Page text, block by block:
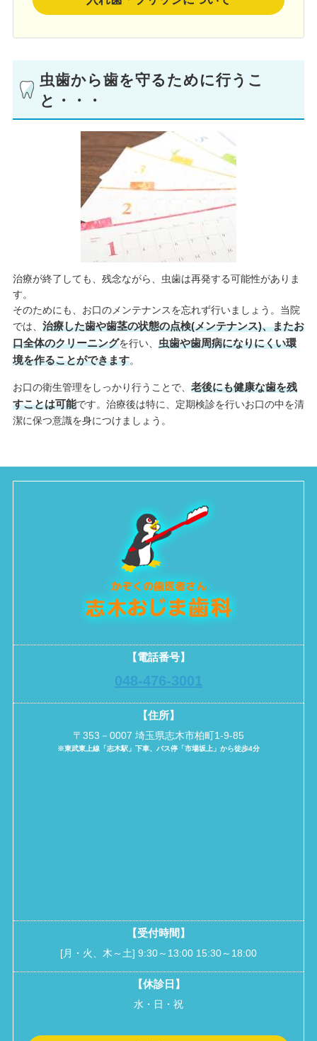
虫歯から歯を守るために行うこ
と・・・
治療が終了しても、残念ながら、虫歯は再発する可能性がありま
す。
そのためにも、お口のメンテナンスを忘れず行いましょう。当院
では、 治療した歯や歯茎の状態の点検(メンテナンス)、またお
口全体のクリーニングを行い、 虫歯や歯周病になりにくい環
境を作ることができます。
お口の衛生管理をしっかり行うことで、 老後にも健康な歯を残
すことは可能です。治療後は特に、定期検診を行いお口の中を清
潔に保つ意識を身につけましょう。
【電話番号】
048-476-3001
【住所】
〒353－0007 埼玉県志木市柏町1-9-85
※東武東上線「志木駅」下車、バス停「市場坂上」から徒歩4分
【受付時間】
[月・火、木～土] 9:30～13:00 15:30～18:00
【休診日】
水・日・祝